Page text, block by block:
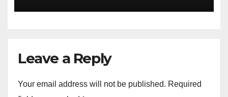
Leave a Reply
Your email address will not be published. Required